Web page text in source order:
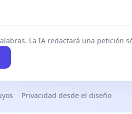
La IA redactará una petición
Privacidad desde el diseño